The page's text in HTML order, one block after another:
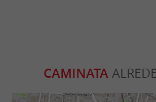
CAMINATA